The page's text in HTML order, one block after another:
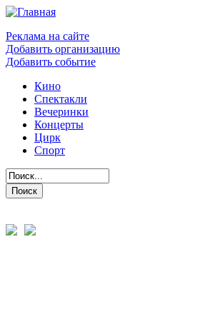
Реклама на сайте
Добавить организацию
Добавить событие
Кино
Спектакли
Вечеринки
Концерты
Цирк
Спорт